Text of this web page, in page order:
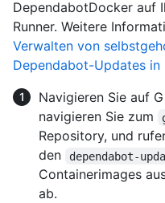
DependabotDocker auf
Runner. Weitere
Verwalten von
Dependabot-Updates in
Navigieren Sie auf
navigieren Sie zum
Repository, und
den
dependabot-
Containerimages
ab.